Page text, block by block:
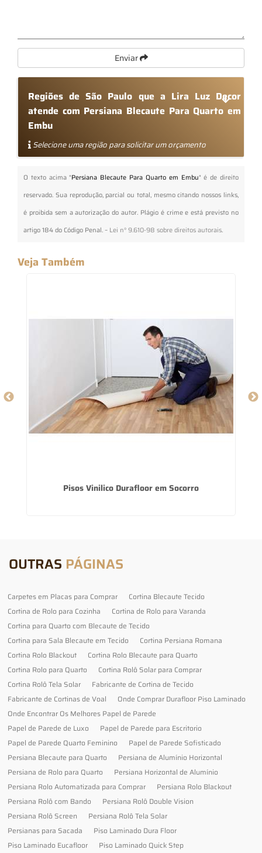
Enviar
Regiões de São Paulo que a Lira Luz Decor
atende com Persiana Blecaute Para Quarto em
Embu
Selecione uma região para solicitar um orçamento
O texto acima "Persiana Blecaute Para Quarto em Embu" é de direito
reservado. Sua reprodução, parcial ou total, mesmo citando nossos links,
é proibida sem a autorização do autor. Plágio é crime e está previsto no
artigo 184 do Código Penal. – Lei n° 9.610-98 sobre direitos autorais.
Veja Também
Pisos Vinilico Durafloor em Socorro
OUTRAS PÁGINAS
Carpetes em Placas para Comprar
Cortina Blecaute Tecido
Cortina de Rolo para Cozinha
Cortina de Rolo para Varanda
Cortina para Quarto com Blecaute de Tecido
Cortina para Sala Blecaute em Tecido
Cortina Persiana Romana
Cortina Rolo Blackout
Cortina Rolo Blecaute para Quarto
Cortina Rolo para Quarto
Cortina Rolô Solar para Comprar
Cortina Rolô Tela Solar
Fabricante de Cortina de Tecido
Fabricante de Cortinas de Voal
Onde Comprar Durafloor Piso Laminado
Onde Encontrar Os Melhores Papel de Parede
Papel de Parede de Luxo
Papel de Parede para Escritorio
Papel de Parede Quarto Feminino
Papel de Parede Sofisticado
Persiana Blecaute para Quarto
Persiana de Alumínio Horizontal
Persiana de Rolo para Quarto
Persiana Horizontal de Alumínio
Persiana Rolo Automatizada para Comprar
Persiana Rolo Blackout
Persiana Rolô com Bando
Persiana Rolô Double Vision
Persiana Rolô Screen
Persiana Rolô Tela Solar
Persianas para Sacada
Piso Laminado Dura Floor
Piso Laminado Eucafloor
Piso Laminado Quick Step